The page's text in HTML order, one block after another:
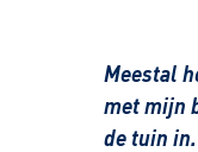
Meestal
met mijn
de tuin